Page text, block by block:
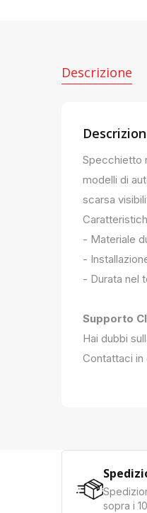
Descrizione
Specchietto
modelli di
scarsa
- Materiale
-
- Durata nel
Supporto
Hai dubbi
Contattaci in
sopra i